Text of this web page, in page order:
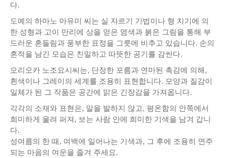
다.
도예의 하마노 마유미 씨는 실 자르기 기법이나 형 치기에 의
한 성형과 고이 만리에 상을 얻은 염색과 붉은 그림을 통해 부
드러운 흔들림과 풍부한 표정을 그릇에 비추고 있습니다. 손의
흔적을 남긴 모습은 친밀하고 따뜻한 공기를 감싼다.
모리오카 노조요시씨는, 단정한 포름과 연마된 촉감에 의해,
흰색이나 그레이의 세계를 조용히 표현합니다. 모양과 질감이
일체가 된 그 작품은 공간에 맑은 긴장감을 가져옵니다.
각각의 소재와 표현은, 말을 발하지 않고, 평온함의 안쪽에서
희미하게 울려 퍼져, 보는 사람 안에 희미한 기색을 남겨 갑니
다.
성여름의 한 때, 여백에 일어나는 기색과, 그 후에 조용히 연주
되는 마음의 여운을 즐겨 주세요.